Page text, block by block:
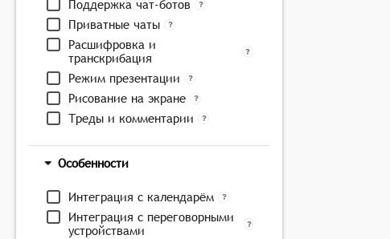
Поддержка чат-ботов
Приватные чаты
Расшифровка и
транскрибация
Режим презентации
Рисование на экране
Треды и комментарии
Особенности
Интеграция с календарём
Интеграция с переговорными
устройствами